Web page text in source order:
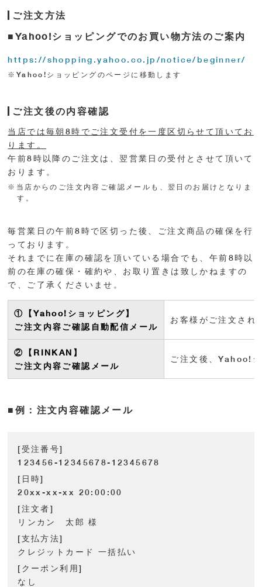
ご注文方法
■Yahoo!ショッピングでのお買い物方法のご案内
https://shopping.yahoo.co.jp/notice/beginner/
※Yahoo!ショッピングのページに移動します
ご注文後の内容確認
当店では毎朝8時でご注文受付を一度区切らせて頂いてお
ります。
午前8時以降のご注文は、翌営業日の受付とさせて頂いて
おります。
※当店からのご注文内容ご確認メールも、翌日のお届けとなりま
す。
毎営業日の午前8時で区切った後、ご注文商品の確保を行
っております。
それまでに在庫の確認を頂いている場合でも、午前8時以
前の在庫の確保・確約や、お取り置きは致しかねますの
で、ご了承くださいませ。
①【Yahoo!ショッピング】
ご注文内容ご確認自動配信メール
お客様がご注文さ
②【RINKAN】
ご注文内容ご確認メール
ご注文後、Yahoo!
■例：注文内容確認メール
[受注番号]
123456-12345678-12345678
[日時]
20xx-xx-xx 20:00:00
[注文者]
リンカン 太郎 様
[支払方法]
クレジットカード 一括払い
[クーポン利用]
なし